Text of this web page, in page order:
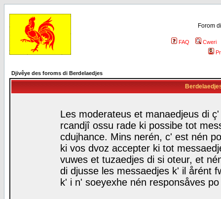
Forom
FAQ
Cweri
Djivêye des foroms di Berdelaedjes
Les moderateus et manaedjeus di
rcandjî ossu rade ki possibe tot
cdujhance. Mins nerén, c' est nén
ki vos dvoz accepter ki tot
vuwes et tuzaedjes di si oteur, et
di djusse les messaedjes k' il årént
k' i n' soeyexhe nén responsåves